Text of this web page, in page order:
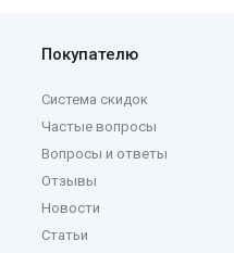
Покупателю
Система скидок
Частые вопросы
Вопросы и ответы
Отзывы
Новости
Статьи